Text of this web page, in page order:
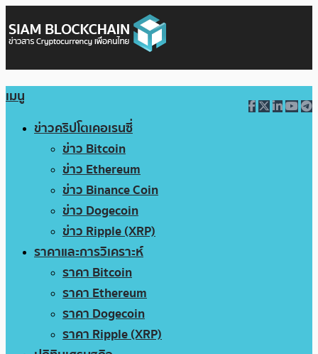
เมนู
ข่าวคริปโตเคอเรนซี่
ข่าว Bitcoin
ข่าว Ethereum
ข่าว Binance Coin
ข่าว Dogecoin
ข่าว Ripple (XRP)
ราคาและการวิเคราะห์
ราคา Bitcoin
ราคา Ethereum
ราคา Dogecoin
ราคา Ripple (XRP)